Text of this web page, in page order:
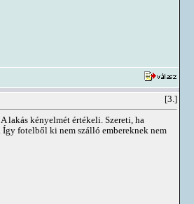
[3.]
lakás kényelmét értékeli. Szereti, ha
fotelből ki nem szálló embereknek nem